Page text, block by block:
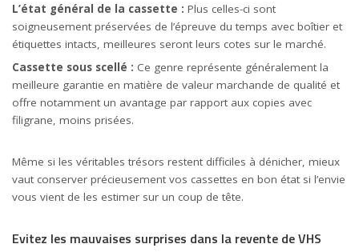
L’état général de la cassette : Plus celles-ci sont
soigneusement préservées de l’épreuve du temps avec boîtier et
étiquettes intacts, meilleures seront leurs cotes sur le marché.
Cassette sous scellé : Ce genre représente généralement la
meilleure garantie en matière de valeur marchande de qualité et
offre notamment un avantage par rapport aux copies avec
filigrane, moins prisées.
Même si les véritables trésors restent difficiles à dénicher, mieux
vaut conserver précieusement vos cassettes en bon état si l’envie
vous vient de les estimer sur un coup de tête.
Evitez les mauvaises surprises dans la revente de VHS